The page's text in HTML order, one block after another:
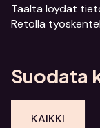
Täältä löydät
Retolla
Suodata
KAIKKI